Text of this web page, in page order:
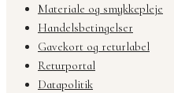
Materiale og smykkepleje
Handelsbetingelser
Gavekort og returlabel
Returportal
Datapolitik